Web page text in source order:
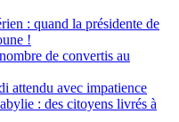
: quand la présidente de
!
de convertis au
attendu avec impatience
: des citoyens livrés à